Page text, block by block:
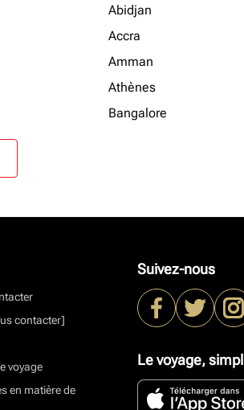
Abidjan
Accra
Amman
Athènes
Bangalore
contacter]
voyage
en matière de
Suivez-nous
Le voyage,